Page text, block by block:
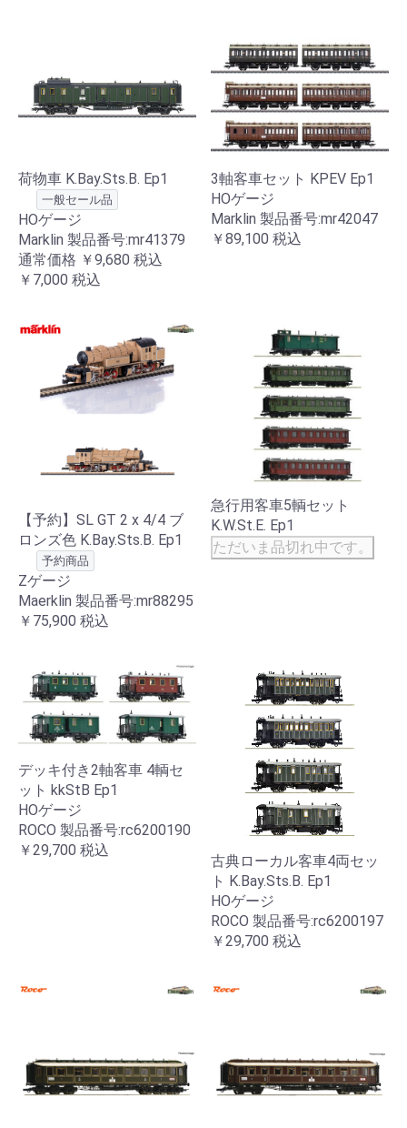
荷物車 K.Bay.Sts.B. Ep1
一般セール品
HOゲージ
Marklin 製品番号:mr41379
通常価格 ￥9,680 税込
￥7,000 税込
3軸客車セット KPEV Ep1
HOゲージ
Marklin 製品番号:mr42047
￥89,100 税込
【予約】SL GT 2 x 4/4 ブ
ロンズ色 K.Bay.Sts.B. Ep1
予約商品
Zゲージ
Maerklin 製品番号:mr88295
￥75,900 税込
急行用客車5輌セット
K.W.St.E. Ep1
ただいま品切れ中です。
デッキ付き2軸客車 4輌セ
ット kkStB Ep1
HOゲージ
ROCO 製品番号:rc6200190
￥29,700 税込
古典ローカル客車4両セッ
ト K.Bay.Sts.B. Ep1
HOゲージ
ROCO 製品番号:rc6200197
￥29,700 税込